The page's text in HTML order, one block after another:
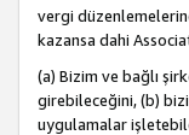
vergi
kazansa dahi
(a) Bizim ve bağlı
girebileceğini, (b)
uygulamalar